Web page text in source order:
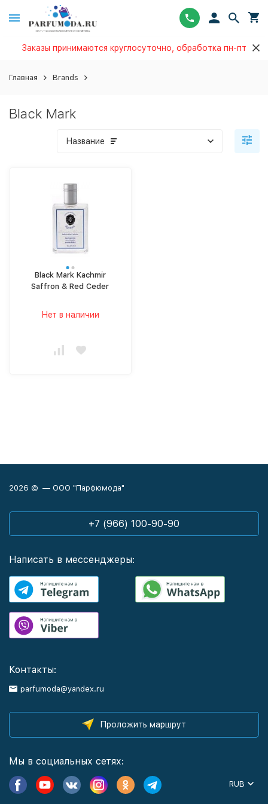
Заказы принимаются круглосуточно, обработка пн-пт
Главная Brands
Black Mark
Название
Black Mark Kachmir
Saffron & Red Ceder
Нет в наличии
2026 © — ООО "Парфюмода"
+7 (966) 100-90-90
Написать в мессенджеры:
Контакты:
parfumoda@yandex.ru
Проложить маршрут
Мы в социальных сетях:
RUB